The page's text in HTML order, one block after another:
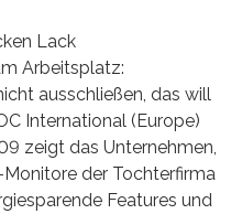
Lack
Arbeitsplatz:
ausschließen, das will
International (Europe)
zeigt das Unternehmen,
der Tochterfirma
Features und